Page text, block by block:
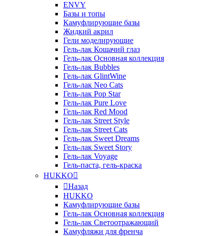
ENVY
Базы и топы
Камуфлирующие базы
Жидкий акрил
Гели моделирующие
Гель-лак Кошачий глаз
Гель-лак Основная коллекция
Гель-лак Bubbles
Гель-лак GlintWine
Гель-лак Neo Cats
Гель-лак Pop Star
Гель-лак Pure Love
Гель-лак Red Mood
Гель-лак Street Style
Гель-лак Street Cats
Гель-лак Sweet Dreams
Гель-лак Sweet Story
Гель-лак Voyage
Гель-паста, гель-краска
HUKKO
Назад
HUKKO
Камуфлирующие базы
Гель-лак Основная коллекция
Гель-лак Светоотражающий
Камуфляжи для френча